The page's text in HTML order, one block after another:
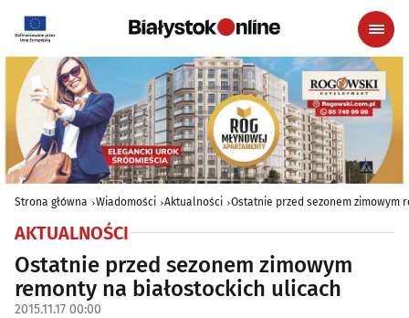
Strona główna Wiadomości Aktualności Ostatnie przed sezonem zimowym
AKTUALNOŚCI
Ostatnie przed sezonem zimowym
remonty na białostockich ulicach
2015.11.17 00:00